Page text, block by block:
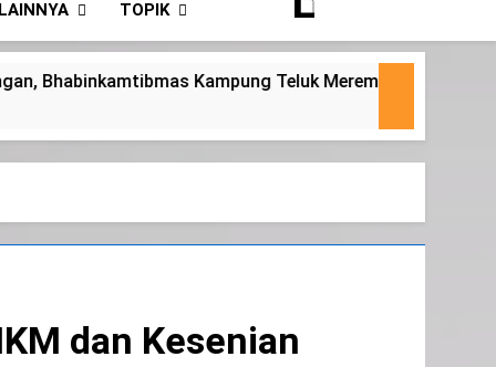
TOPIK
Merempan Tinjau Tanaman Jagung Waga
dan Kesenian